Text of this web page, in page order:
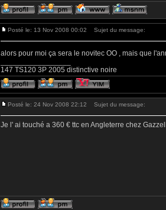
Posté le: 13 Nov 2008 00:02 Sujet du message:
alors pour moi ça sera le novitec OO , mais que
147 TS120 3P 2005 distinctive noire
Posté le: 24 Nov 2008 22:12 Sujet du message:
Je l' ai touché a 360 € ttc en Angleterre chez